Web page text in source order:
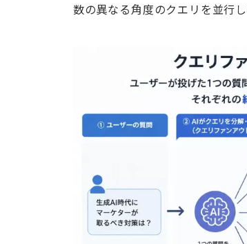
数の異なる角度のクエリを並行